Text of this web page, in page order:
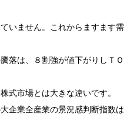
いません。これからますます需
落は、８割強が値下がりしＴＯ
式市場とは大きな違いです。
企業全産業の景況感判断指数は